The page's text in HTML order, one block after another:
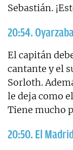
Sebastián.
20:54.
El capitán
cantante y el
Sorloth.
le deja como
Tiene mucho
20:50. El